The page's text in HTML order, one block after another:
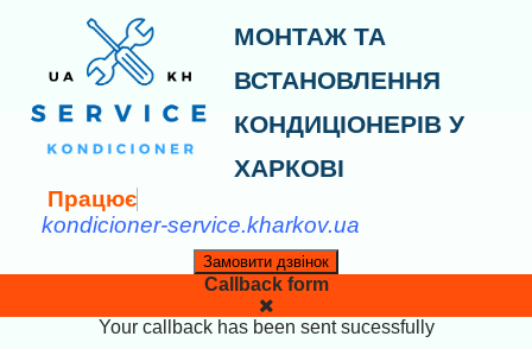
МОНТАЖ ТА
ВСТАНОВЛЕННЯ
КОНДИЦІОНЕРІВ У
ХАРКОВІ
Працює
kondicioner-service.kharkov.ua
Замовити дзвінок
Callback form
Your callback has been sent sucessfully